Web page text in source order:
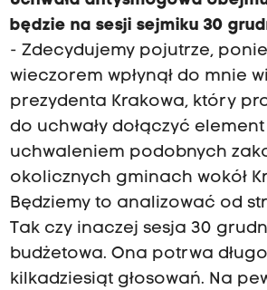
będzie na sesji sejmiku 30
- Zdecydujemy pojutrze,
wieczorem wpłynął do mnie
prezydenta Krakowa, który
do uchwały dołączyć element
uchwaleniem podobnych
okolicznych gminach wokół
Będziemy to analizować od
Tak czy inaczej sesja 30
budżetowa. Ona potrwa
kilkadziesiąt głosowań. Na